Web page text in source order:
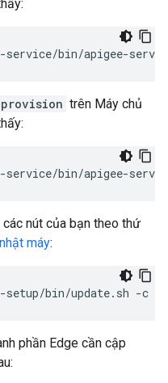
service/bin/apigee-
trên Máy chủ
service/bin/apigee-
các nút của bạn theo thứ
máy:
setup/bin/update.sh -c
phần Edge cần cập